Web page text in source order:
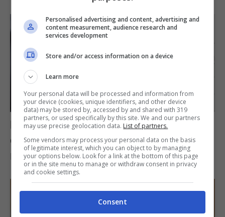
Dovresti mettere a bollire le posate
con questi ingredienti ogni sei
mesi: ecco perché
Personalised advertising and content, advertising and
content measurement, audience research and
services development
Store and/or access information on a device
Learn more
Your personal data will be processed and information from
your device (cookies, unique identifiers, and other device
data) may be stored by, accessed by and shared with 319
partners, or used specifically by this site. We and our partners
may use precise geolocation data. List of partners.
Some vendors may process your personal data on the basis
of legitimate interest, which you can object to by managing
your options below. Look for a link at the bottom of this page
or in the site menu to manage or withdraw consent in privacy
and cookie settings.
Consent